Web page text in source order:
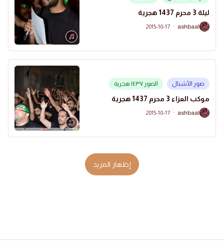
ليلة 3 محرم 1437 هجرية
A
ashbaal
·
2015-10-17
صور الأشبال الصور ١٤٣٧ هجرية
موكب العزاء 3 محرم 1437 هجرية
A
ashbaal
·
2015-10-17
إظهار المزيد